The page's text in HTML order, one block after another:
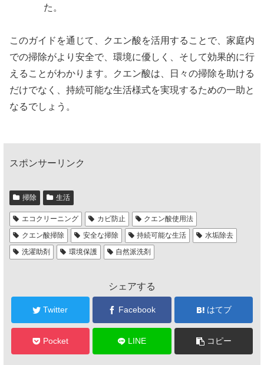
た。
このガイドを通じて、クエン酸を活用することで、家庭内
での掃除がより安全で、環境に優しく、そして効果的に行
えることがわかります。クエン酸は、日々の掃除を助ける
だけでなく、持続可能な生活様式を実現するための一助と
なるでしょう。
スポンサーリンク
掃除 生活
エコクリーニング カビ防止
クエン酸使用法
クエン酸掃除
安全な掃除 持続可能な生活
水垢除去
洗濯助剤
環境保護 自然派洗剤
シェアする
Twitter Facebook はてブ
Pocket LINE コピー